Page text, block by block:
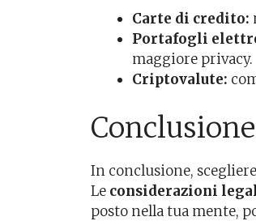
Carte di credito:
Portafogli
maggiore privacy.
Criptovalute:
Conclusione
In conclusione,
Le considerazioni
posto nella tua mente,